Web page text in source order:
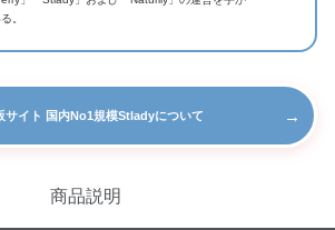
。
サイト 国内No1規模Stladyについて →
商品説明